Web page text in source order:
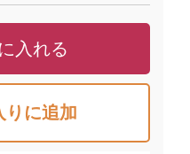
入れる
りに追加